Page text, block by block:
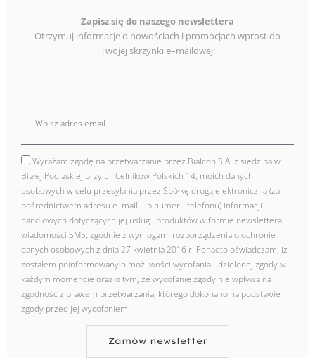
Zapisz się do naszego newslettera
Otrzymuj informacje o nowościach i promocjach wprost do
Twojej skrzynki e–mailowej:
zgodaWyrażam zgodę na przetwarzanie przez Bialcon S.A. z siedzibą w
Białej Podlaskiej przy ul. Celników Polskich 14, moich danych
osobowych w celu przesyłania przez Spółkę drogą elektroniczną (za
pośrednictwem adresu e–mail lub numeru telefonu) informacji
handlowych dotyczących jej usług i produktów w formie newslettera i
wiadomości SMS, zgodnie z wymogami rozporządzenia o ochronie
danych osobowych z dnia 27 kwietnia 2016 r. Ponadto oświadczam, iż
zostałem poinformowany o możliwości wycofania udzielonej zgody w
każdym momencie oraz o tym, że wycofanie zgody nie wpływa na
zgodność z prawem przetwarzania, którego dokonano na podstawie
zgody przed jej wycofaniem.
Zamów newsletter